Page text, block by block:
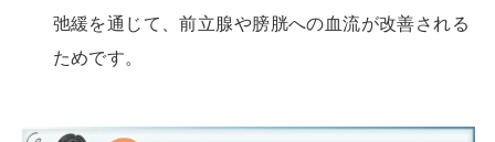
弛緩を通じて、前立腺や膀胱への血流が改善される
ためです。